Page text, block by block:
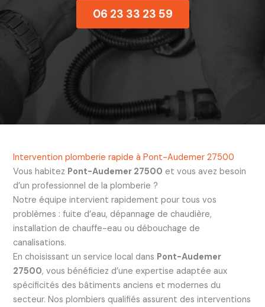
06 23 33 23 59
Intervention plomberie rapide à Pont-Audemer 27500
Vous habitez Pont-Audemer 27500 et vous avez besoin
d’un professionnel de la plomberie ?
Notre équipe intervient rapidement pour tous vos
problèmes : fuite d’eau, dépannage de chaudière,
installation de chauffe-eau ou débouchage de
canalisations.
En choisissant un service local dans Pont-Audemer
27500, vous bénéficiez d’une expertise adaptée aux
spécificités des bâtiments anciens et modernes du
secteur. Nos plombiers qualifiés assurent des interventions